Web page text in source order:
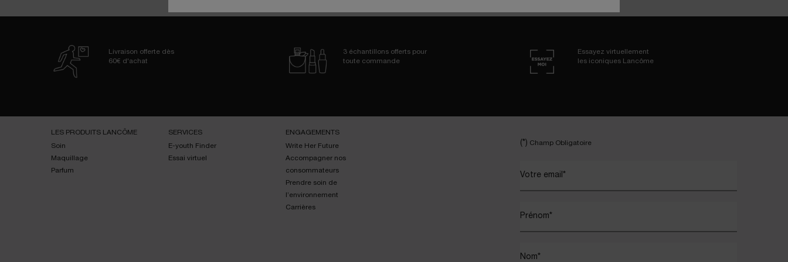
Livraison offerte dès
60€ d'achat
3 échantillons offerts pour
toute commande
Essayez virtuellement
les iconiques Lancôme
LES PRODUITS LANCÔME
Soin
Maquillage
Parfum
SERVICES
E-youth Finder
Essai virtuel
ENGAGEMENTS
Write Her Future
Accompagner nos
consommateurs
Prendre soin de
l’environnement
Carrières
(*) Champ Obligatoire
Votre email *
Prénom*
Nom*